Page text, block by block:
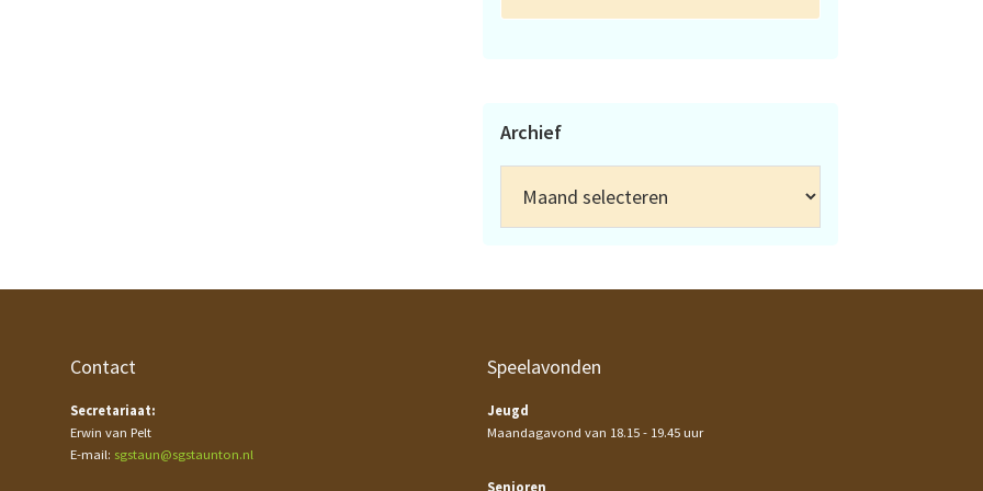
Archief
Contact
Secretariaat:
Erwin van Pelt
E-mail: sgstaun@sgstaunton.nl
Speelavonden
Jeugd
Maandagavond van 18.15 - 19.45 uur
Senioren